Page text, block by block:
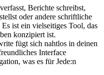
Berichte schreibst,
oder andere schriftliche
ist ein vielseitiges Tool, das
konzipiert ist.
fügt sich nahtlos in deinen
Interface
was es für Jede:n